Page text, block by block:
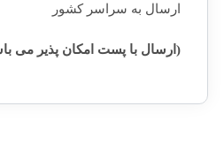
ارسال به سراسر کشور
(ارسال با پست امکان پذیر می